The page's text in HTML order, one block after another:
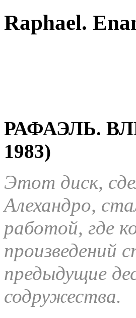
Raphael.
РАФАЭЛЬ.
1983)
Этот диск,
Алехандро,
работой, где
произведений
предыдущие
содружества.